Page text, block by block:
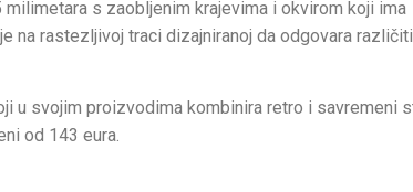
s zaobljenim krajevima i okvirom koji ima
na rastezljivoj traci dizajniranoj da odgovara
u svojim proizvodima kombinira retro i savremeni
od 143 eura.